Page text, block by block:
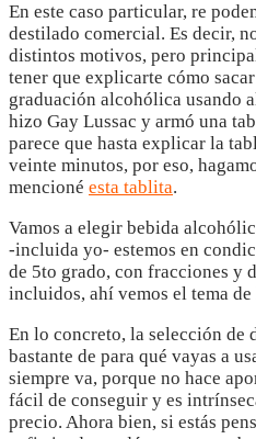
En este caso particular, re
destilado comercial. Es decir,
distintos motivos, pero
tener que explicarte cómo
graduación alcohólica usando
hizo Gay Lussac y armó una
parece que hasta explicar la
veinte minutos, por eso,
mencioné esta tablita.
Vamos a elegir bebida
-incluida yo- estemos en
de 5to grado, con fracciones y
incluidos, ahí vemos el tema
En lo concreto, la selección de
bastante de para qué vayas a
siempre va, porque no hace
fácil de conseguir y es
precio. Ahora bien, si estás